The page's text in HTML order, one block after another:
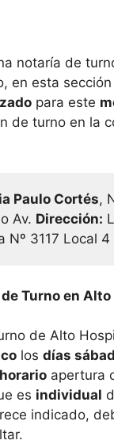
notaría de
en esta
para este
de turno en la
Paulo Cortés,
Av. Dirección:
Nº 3117 Local 4
Turno en Alto
de Alto
los días
horario apertura
es individual
indicado,